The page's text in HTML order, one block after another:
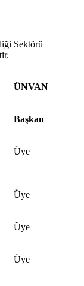
Sektörü
ÜNVAN
Başkan
Üye
Üye
Üye
Üye